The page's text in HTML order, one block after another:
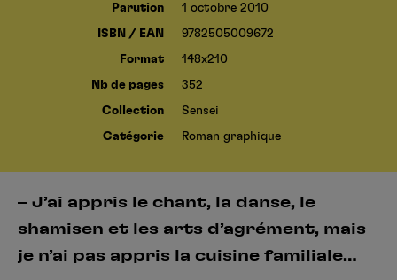
Parution 1 octobre 2010
ISBN / EAN 9782505009672
Format 148x210
Nb de pages 352
Collection Sensei
Catégorie Roman graphique
– J’ai appris le chant, la danse, le
shamisen et les arts d’agrément, mais
je n’ai pas appris la cuisine familiale…